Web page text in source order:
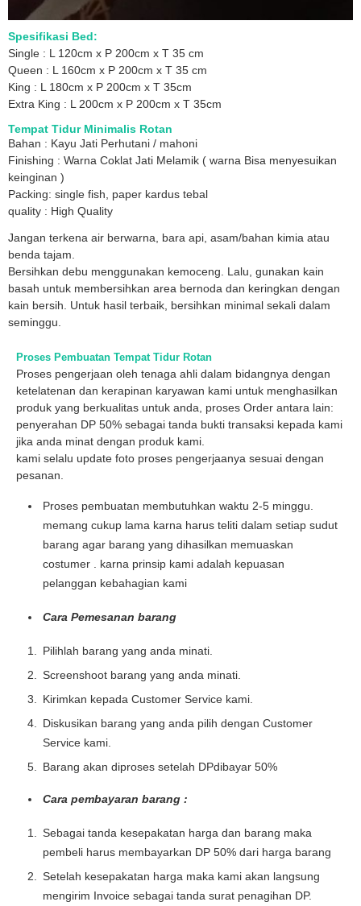
Spesifikasi Bed:
Single : L 120cm x P 200cm x T 35 cm
Queen : L 160cm x P 200cm x T 35 cm
King : L 180cm x P 200cm x T 35cm
Extra King : L 200cm x P 200cm x T 35cm
Tempat Tidur Minimalis Rotan
Bahan : Kayu Jati Perhutani / mahoni
Finishing : Warna Coklat Jati Melamik ( warna Bisa menyesuikan
keinginan )
Packing: single fish, paper kardus tebal
quality : High Quality
Jangan terkena air berwarna, bara api, asam/bahan kimia atau
benda tajam.
Bersihkan debu menggunakan kemoceng. Lalu, gunakan kain
basah untuk membersihkan area bernoda dan keringkan dengan
kain bersih. Untuk hasil terbaik, bersihkan minimal sekali dalam
seminggu.
Proses Pembuatan Tempat Tidur Rotan
Proses pengerjaan oleh tenaga ahli dalam bidangnya dengan
ketelatenan dan kerapinan karyawan kami untuk menghasilkan
produk yang berkualitas untuk anda, proses Order antara lain:
penyerahan DP 50% sebagai tanda bukti transaksi kepada kami
jika anda minat dengan produk kami.
kami selalu update foto proses pengerjaanya sesuai dengan
pesanan.
Proses pembuatan membutuhkan waktu 2-5 minggu.
memang cukup lama karna harus teliti dalam setiap sudut
barang agar barang yang dihasilkan memuaskan
costumer . karna prinsip kami adalah kepuasan
pelanggan kebahagian kami
Cara Pemesanan barang
Pilihlah barang yang anda minati.
Screenshoot barang yang anda minati.
Kirimkan kepada Customer Service kami.
Diskusikan barang yang anda pilih dengan Customer
Service kami.
Barang akan diproses setelah DPdibayar 50%
Cara pembayaran barang :
Sebagai tanda kesepakatan harga dan barang maka
pembeli harus membayarkan DP 50% dari harga barang
Setelah kesepakatan harga maka kami akan langsung
mengirim Invoice sebagai tanda surat penagihan DP.